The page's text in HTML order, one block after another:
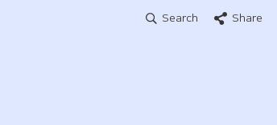
Search Share